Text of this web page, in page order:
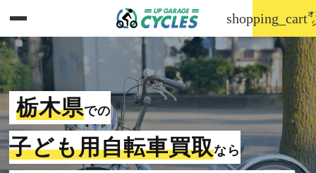
shopping_cart
栃木県での
子ども用自転車買取なら